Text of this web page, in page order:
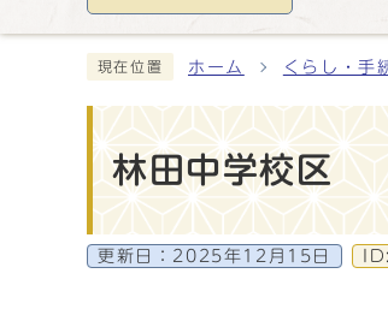
現在位置 ホーム くらし・手
林田中学校区
更新日： 2025年12月15日